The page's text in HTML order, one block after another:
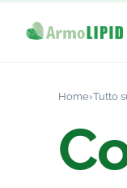
Home›Tutto